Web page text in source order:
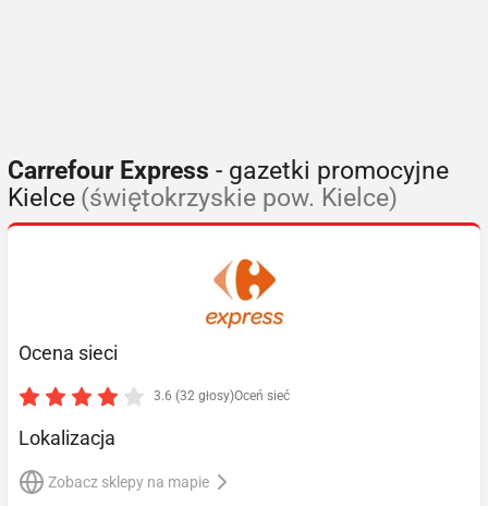
Carrefour Express - gazetki promocyjne
Kielce (świętokrzyskie pow. Kielce)
Ocena sieci
3.6 (32 głosy)Oceń sieć
Lokalizacja
Zobacz sklepy na mapie